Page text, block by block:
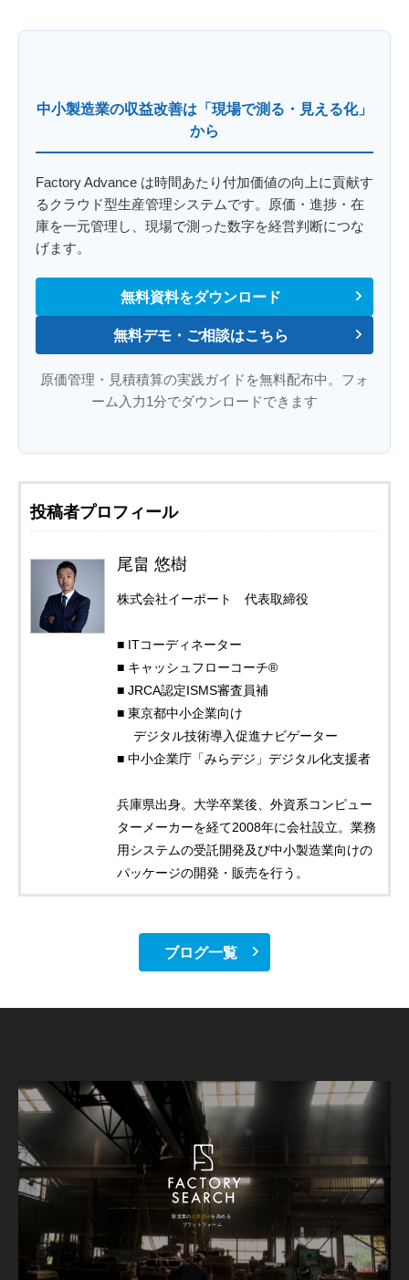
中小製造業の収益改善は「現場で測る・見える化」
から
Factory Advance は時間あたり付加価値の向上に貢献す
るクラウド型生産管理システムです。原価・進捗・在
庫を一元管理し、現場で測った数字を経営判断につな
げます。
無料資料をダウンロード
無料デモ・ご相談はこちら
原価管理・見積積算の実践ガイドを無料配布中。フォ
ーム入力1分でダウンロードできます
投稿者プロフィール
尾畠 悠樹
株式会社イーポート 代表取締役
■ ITコーディネーター
■ キャッシュフローコーチ®
■ JRCA認定ISMS審査員補
■ 東京都中小企業向け
デジタル技術導入促進ナビゲーター
■ 中小企業庁「みらデジ」デジタル化支援者
兵庫県出身。大学卒業後、外資系コンピュー
ターメーカーを経て2008年に会社設立。業務
用システムの受託開発及び中小製造業向けの
パッケージの開発・販売を行う。
ブログ一覧